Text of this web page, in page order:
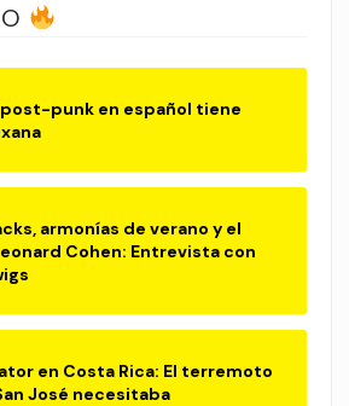
punk en español tiene
armonías de verano y el
Cohen: Entrevista con
en Costa Rica: El terremoto
José necesitaba